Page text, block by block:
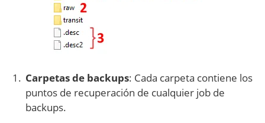
Carpetas de backups: Cada carpeta contiene los
puntos de recuperación de cualquier job de
backups.